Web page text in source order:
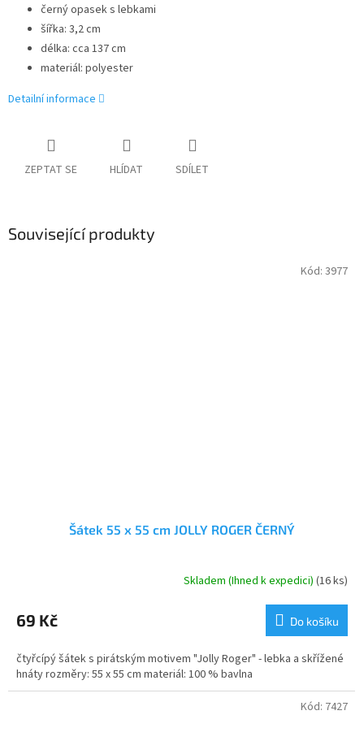
černý opasek s lebkami
šířka: 3,2 cm
délka: cca 137 cm
materiál: polyester
Detailní informace
ZEPTAT SE HLÍDAT SDÍLET
Související produkty
Šátek 55 x 55 cm JOLLY ROGER ČERNÝ
produktu
je
z
5
hvězdiček.
Skladem (Ihned k expedici)(16 ks)
69 Kč Do košíku
čtyřcípý šátek s pirátským motivem "Jolly Roger" - lebka a skřížené
hnáty rozměry: 55 x 55 cm materiál: 100 % bavlna
Kód: 3977
Kód: 7427